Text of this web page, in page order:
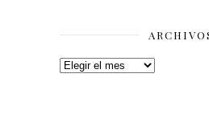
Archivos